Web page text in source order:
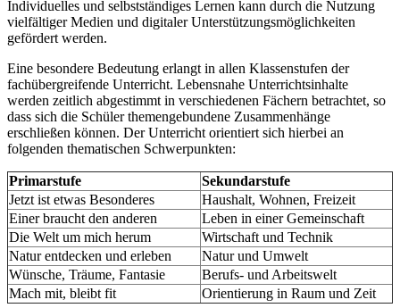
Individuelles und selbstständiges Lernen kann durch die Nutzung
vielfältiger Medien und digitaler Unterstützungsmöglichkeiten
gefördert werden.
Eine besondere Bedeutung erlangt in allen Klassenstufen der
fachübergreifende Unterricht. Lebensnahe Unterrichtsinhalte
werden zeitlich abgestimmt in verschiedenen Fächern betrachtet, so
dass sich die Schüler themengebundene Zusammenhänge
erschließen können. Der Unterricht orientiert sich hierbei an
folgenden thematischen Schwerpunkten:
Primarstufe
Sekundarstufe
Jetzt ist etwas Besonderes
Haushalt, Wohnen, Freizeit
Einer braucht den anderen
Leben in einer Gemeinschaft
Die Welt um mich herum
Wirtschaft und Technik
Natur entdecken und erleben
Natur und Umwelt
Wünsche, Träume, Fantasie
Berufs- und Arbeitswelt
Mach mit, bleibt fit
Orientierung in Raum und Zeit